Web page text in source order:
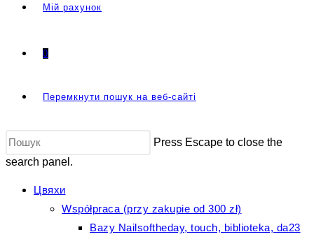
Мій рахунок
0
Перемкнути пошук на веб-сайті
Press Escape to close the
search panel.
Цвяхи
Współpraca (przy zakupie od 300 zł)
Bazy Nailsoftheday, touch, biblioteka, da23